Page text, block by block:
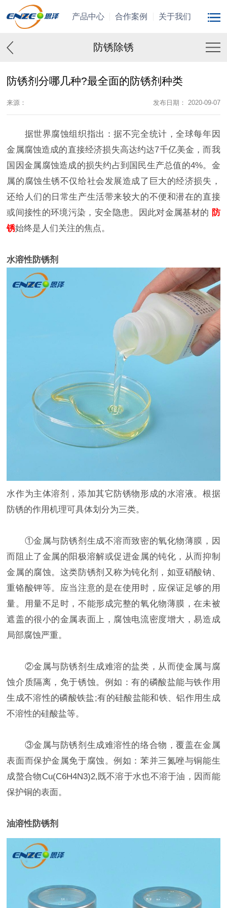
产品中心 合作案例 关于我们
防锈除锈
防锈剂分哪几种?最全面的防锈剂种类
来源： 发布日期： 2020-09-07
据世界腐蚀组织指出：据不完全统计，全球每年因
金属腐蚀造成的直接经济损失高达约达7千亿美金，而我
国因金属腐蚀造成的损失约占到国民生产总值的4%。金
属的腐蚀生锈不仅给社会发展造成了巨大的经济损失，
还给人们的日常生产生活带来较大的不便和潜在的直接
或间接性的环境污染，安全隐患。因此对金属基材的 防
锈始终是人们关注的焦点。
水溶性防锈剂
水作为主体溶剂，添加其它防锈物形成的水溶液。根据
防锈的作用机理可具体划分为三类。
①金属与防锈剂生成不溶而致密的氧化物薄膜，因
而阻止了金属的阳极溶解或促进金属的钝化，从而抑制
金属的腐蚀。这类防锈剂又称为钝化剂，如亚硝酸钠、
重铬酸钾等。应当注意的是在使用时，应保证足够的用
量。用量不足时，不能形成完整的氧化物薄膜，在未被
遮盖的很小的金属表面上，腐蚀电流密度增大，易造成
局部腐蚀严重。
②金属与防锈剂生成难溶的盐类，从而使金属与腐
蚀介质隔离，免于锈蚀。例如：有的磷酸盐能与铁作用
生成不溶性的磷酸铁盐;有的硅酸盐能和铁、铝作用生成
不溶性的硅酸盐等。
③金属与防锈剂生成难溶性的络合物，覆盖在金属
表面而保护金属免于腐蚀。例如：苯并三氮唑与铜能生
成螯合物Cu(C6H4N3)2,既不溶于水也不溶于油，因而能
保护铜的表面。
油溶性防锈剂